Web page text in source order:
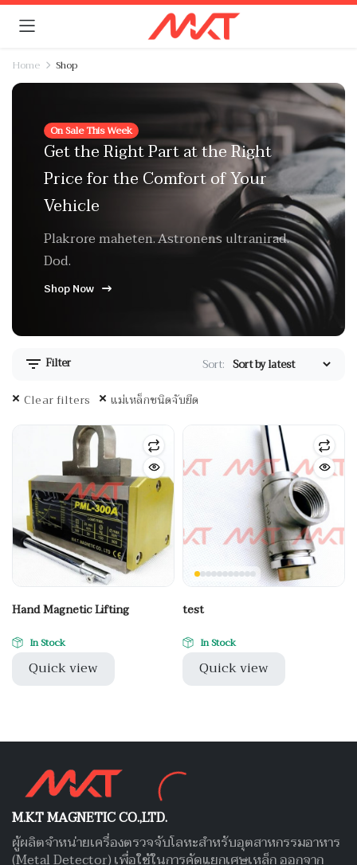
Home Shop
On Sale This Week
Get the Right Part at the Right
Price for the Comfort of Your
Vehicle
Plakrore maheten. Astronens ultranirad.
Dod.
Shop Now
Filter Sort:
Clear filters แม่เหล็กชนิดจับยึด
Hand Magnetic Lifting
In Stock
Quick view
test
In Stock
Quick view
M.K.T MAGNETIC CO.,LTD.
ผู้ผลิตจำหน่ายเครื่องตรวจจับโลหะสำหรับอุตสาหกรรมอาหาร